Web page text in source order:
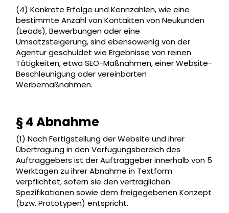
(4) Konkrete Erfolge und Kennzahlen, wie eine
bestimmte Anzahl von Kontakten von Neukunden
(Leads), Bewerbungen oder eine
Umsatzsteigerung, sind ebensowenig von der
Agentur geschuldet wie Ergebnisse von reinen
Tätigkeiten, etwa SEO-Maßnahmen, einer Website-
Beschleunigung oder vereinbarten
Werbemaßnahmen.
§ 4 Abnahme
(1) Nach Fertigstellung der Website und ihrer
Übertragung in den Verfügungsbereich des
Auftraggebers ist der Auftraggeber innerhalb von 5
Werktagen zu ihrer Abnahme in Textform
verpflichtet, sofern sie den vertraglichen
Spezifikationen sowie dem freigegebenen Konzept
(bzw. Prototypen) entspricht.